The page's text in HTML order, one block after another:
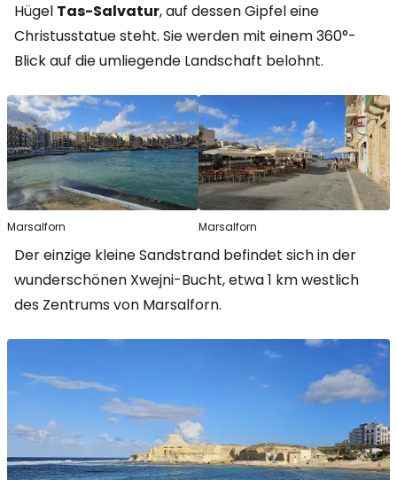
Hügel Tas-Salvatur, auf dessen Gipfel eine
Christusstatue steht. Sie werden mit einem 360°-
Blick auf die umliegende Landschaft belohnt.
Marsalforn Marsalforn
Der einzige kleine Sandstrand befindet sich in der
wunderschönen Xwejni-Bucht, etwa 1 km westlich
des Zentrums von Marsalforn.